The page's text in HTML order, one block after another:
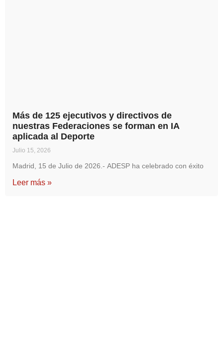
Más de 125 ejecutivos y directivos de
nuestras Federaciones se forman en IA
aplicada al Deporte
Julio 15, 2026
Madrid, 15 de Julio de 2026.- ADESP ha celebrado con éxito
Leer más »